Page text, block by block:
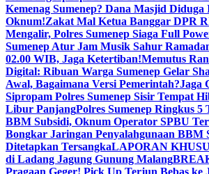
Kemenag Sumenep? Dana Masjid Diduga
Oknum!Zakat Mal Ketua Banggar DPR
Mengalir, Polres Sumenep Siaga Full
Sumenep Atur Jam Musik Sahur
02.00 WIB, Jaga Ketertiban!Memutus
Digital: Ribuan Warga Sumenep Gelar
Awal, Bagaimana Versi Pemerintah?Jaga
Sipropam Polres Sumenep Sisir Tempat
Libur PanjangPolres Sumenep Ringkus 5
BBM Subsidi, Oknum Operator SPBU
Bongkar Jaringan Penyalahgunaan BBM
Ditetapkan TersangkaLAPORAN
di Ladang Jagung Gunung Malang
Pragaan Geger! Pick Up Terjun Bebas ke